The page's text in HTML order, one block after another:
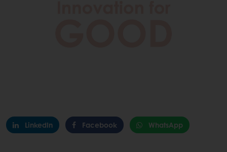
LinkedIn Facebook WhatsApp